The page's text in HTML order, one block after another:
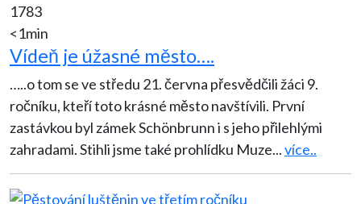
1783
<1min
Vídeň je úžasné město….
…..o tom se ve středu 21. června přesvědčili žáci 9.
ročníku, kteří toto krásné město navštívili. První
zastávkou byl zámek Schönbrunn i s jeho přilehlými
zahradami. Stihli jsme také prohlídku Muze...více..